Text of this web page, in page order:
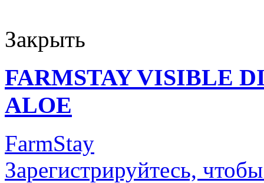
Закрыть
FARMSTAY VISIBLE
ALOE
FarmStay
Зарегистрируйтесь,